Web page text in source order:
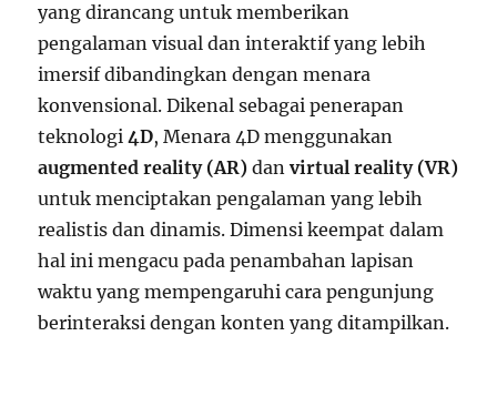
yang dirancang untuk memberikan
pengalaman visual dan interaktif yang lebih
imersif dibandingkan dengan menara
konvensional. Dikenal sebagai penerapan
teknologi4D, Menara 4D menggunakan
augmented reality (AR) danvirtual reality (VR)
untuk menciptakan pengalaman yang lebih
realistis dan dinamis. Dimensi keempat dalam
hal ini mengacu pada penambahan lapisan
waktu yang mempengaruhi cara pengunjung
berinteraksi dengan konten yang ditampilkan.